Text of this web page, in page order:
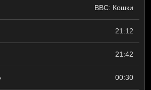
BBC: Кошки
21:12
21:42
00:30